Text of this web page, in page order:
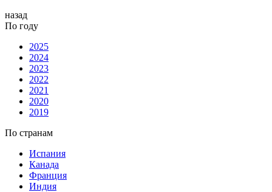
назад
По году
2025
2024
2023
2022
2021
2020
2019
По странам
Испания
Канада
Франция
Индия